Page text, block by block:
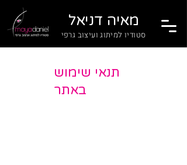
מאיה דניאל
סטודיו למיתוג ועיצוב גרפי
תנאי שימוש
באתר